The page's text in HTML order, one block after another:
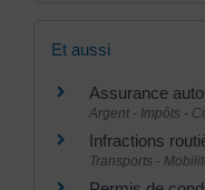
Et aussi
Assurance
Argent - Impôts -
Infractions
Transports -